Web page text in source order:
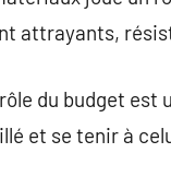
attrayants,
du budget est
et se tenir à